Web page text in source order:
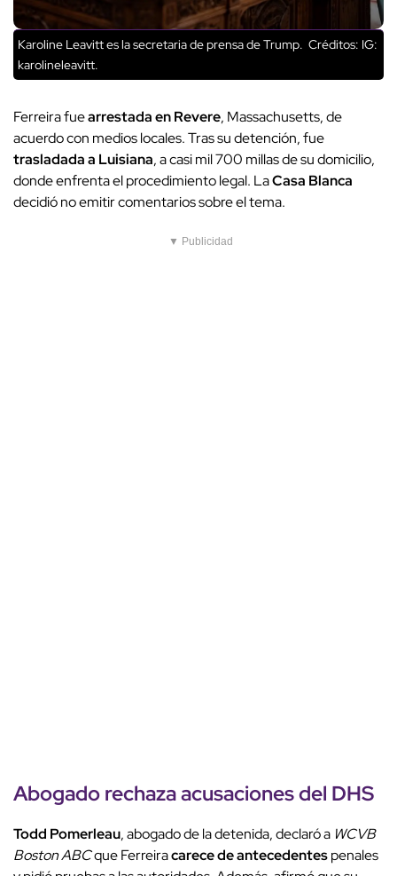
Karoline Leavitt es la secretaria de prensa de Trump. Créditos: IG:
karolineleavitt.
Ferreira fuearrestada en Revere, Massachusetts, de
acuerdo con medios locales. Tras su detención, fue
trasladada a Luisiana, a casi mil 700 millas de su domicilio,
donde enfrenta el procedimiento legal. LaCasa Blanca
decidió no emitir comentarios sobre el tema.
▼ Publicidad
Abogado rechaza acusaciones del DHS
Todd Pomerleau, abogado de la detenida, declaró a WCVB
Boston ABCque Ferreiracarece de antecedentespenales